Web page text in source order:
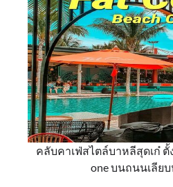
คลับคาเฟ่สไตล์บาหลีสุดเก๋
one บนถนนเลีย